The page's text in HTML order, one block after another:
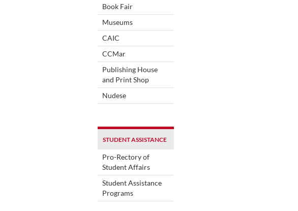
Book Fair
Museums
CAIC
CCMar
Publishing House
and Print Shop
Nudese
STUDENT ASSISTANCE
Pro-Rectory of
Student Affairs
Student Assistance
Programs